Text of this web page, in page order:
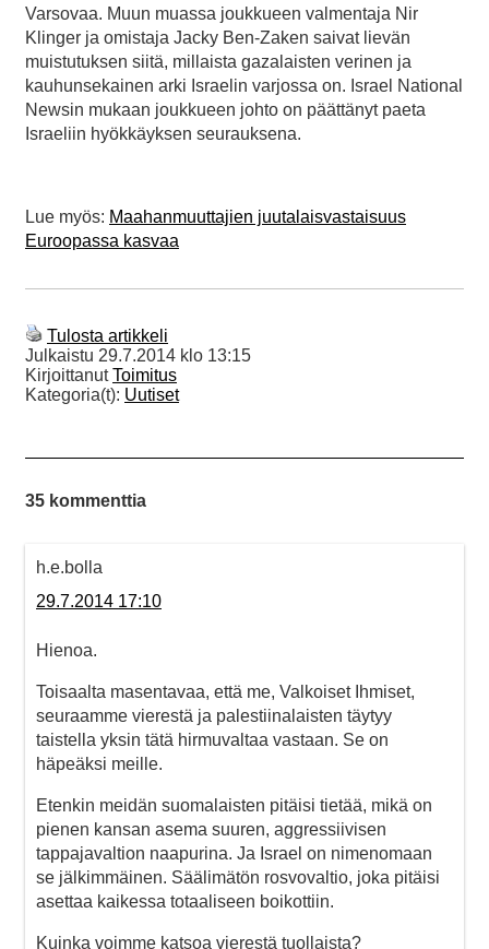
Varsovaa. Muun muassa joukkueen valmentaja Nir
Klinger ja omistaja Jacky Ben-Zaken saivat lievän
muistutuksen siitä, millaista gazalaisten verinen ja
kauhunsekainen arki Israelin varjossa on. Israel National
Newsin mukaan joukkueen johto on päättänyt paeta
Israeliin hyökkäyksen seurauksena.
Lue myös: Maahanmuuttajien juutalaisvastaisuus
Euroopassa kasvaa
Tulosta artikkeli
Julkaistu 29.7.2014 klo 13:15
KirjoittanutToimitus
Kategoria(t): Uutiset
35 kommenttia
h.e.bolla
29.7.2014 17:10
Hienoa.
Toisaalta masentavaa, että me, Valkoiset Ihmiset,
seuraamme vierestä ja palestiinalaisten täytyy
taistella yksin tätä hirmuvaltaa vastaan. Se on
häpeäksi meille.
Etenkin meidän suomalaisten pitäisi tietää, mikä on
pienen kansan asema suuren, aggressiivisen
tappajavaltion naapurina. Ja Israel on nimenomaan
se jälkimmäinen. Säälimätön rosvovaltio, joka pitäisi
asettaa kaikessa totaaliseen boikottiin.
Kuinka voimme katsoa vierestä tuollaista?